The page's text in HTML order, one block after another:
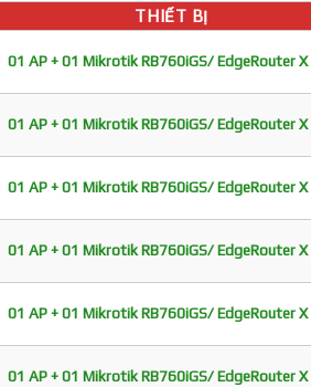
THIẾT BỊ
01 AP + 01 Mikrotik RB760iGS/ EdgeRouter X
01 AP + 01 Mikrotik RB760iGS/ EdgeRouter X
01 AP + 01 Mikrotik RB760iGS/ EdgeRouter X
01 AP + 01 Mikrotik RB760iGS/ EdgeRouter X
01 AP + 01 Mikrotik RB760iGS/ EdgeRouter X
01 AP + 01 Mikrotik RB760iGS/ EdgeRouter X